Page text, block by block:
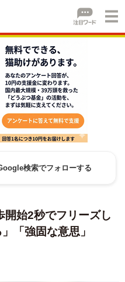
検索でフォローする
開始2秒でフリーズし
「強固な意思」